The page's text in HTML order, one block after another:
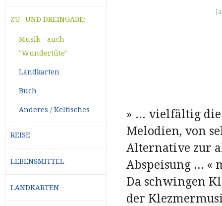
» ... vielfältig
Melodien, von
Alternative zur
Abspeisung ... «
Da schwingen
der
ZU- UND DREINGABE:
Musik - auch
"Wundertüte"
Landkarten
Buch
Anderes / Keltisches
REISE
LEBENSMITTEL
LANDKARTEN